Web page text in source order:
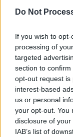
Do Not
If you wish to
processing of
targeted
section to
opt-out request is
interest-based
us or personal
your opt-out. You
disclosure of
IAB’s list of